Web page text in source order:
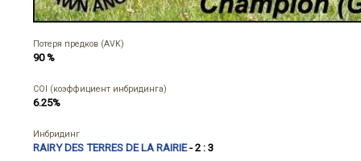
Потеря предков (AVK)
90 %
COI (коэффициент инбридинга)
6.25%
Инбридинг
RAIRY DES TERRES DE LA RAIRIE- 2 : 3